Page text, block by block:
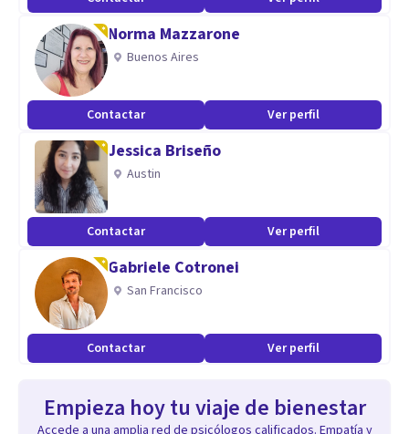
Norma Mazzarone
Buenos Aires
Contactar Ver perfil
Jessica Briseño
Austin
Contactar Ver perfil
Gabriele Cotronei
San Francisco
Contactar Ver perfil
Empieza hoy tu viaje de bienestar
Accede a una amplia red de psicólogos calificados. Empatía y